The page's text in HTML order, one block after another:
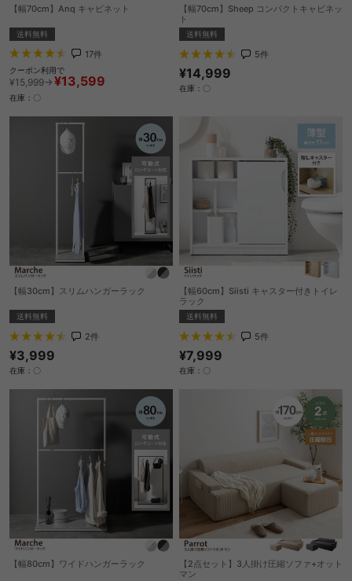
【幅70cm】Anq キャビネット
送料無料
17件
クーポン利用で
¥15,999→ ¥13,599
在庫：〇
【幅70cm】Sheep コンパクトキャビネッ
ト
送料無料
5件
¥14,999
在庫：〇
【幅30cm】スリムハンガーラック
送料無料
2件
¥3,999
在庫：〇
【幅60cm】Siisti キャスター付きトイレ
ラック
送料無料
5件
¥7,999
在庫：〇
【幅80cm】ワイドハンガーラック
【2点セット】3人掛け圧縮ソファ+オット
マン